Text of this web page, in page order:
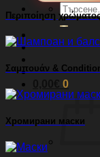
Търсене
за:
0
Περιποίηση
Σαμπουάν &
Хромирани маски